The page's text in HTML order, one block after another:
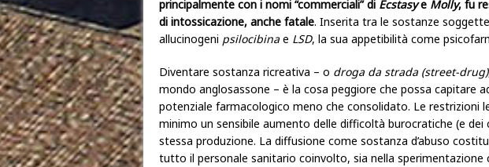
principalmente con i nomi “commerciali” di Ecstasye Molly, fu
di intossicazione, anche fatale. Inserita tra le sostanze
allucinogeni psilocibina e LSD, la sua appetibilità come
Diventare sostanza ricreativa – o droga da strada (street-drug)
mondo anglosassone – è la cosa peggiore che possa capitare
potenziale farmacologico meno che consolidato. Le restrizioni
minimo un sensibile aumento delle difficoltà burocratiche (e dei
stessa produzione. La diffusione come sostanza d’abuso
tutto il personale sanitario coinvolto, sia nella sperimentazione